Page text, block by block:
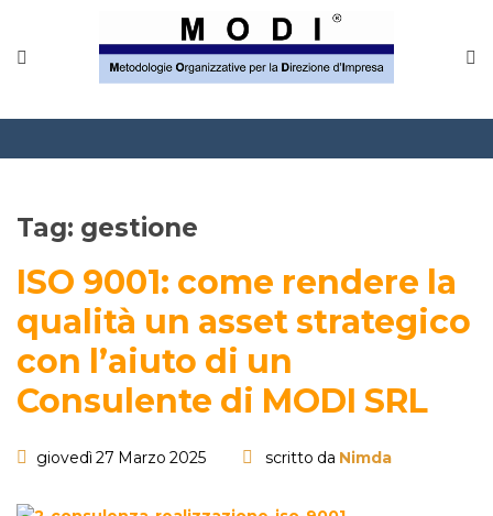
Corsi
CONTATTACI
Questionario
Blog e info
FAQ
Tag: gestione
ISO 9001: come rendere la
qualità un asset strategico
con l’aiuto di un
Consulente di MODI SRL
giovedì 27 Marzo 2025 scritto da Nimda